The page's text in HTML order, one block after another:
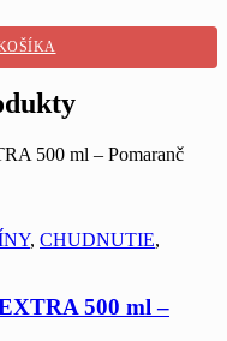
, CHUDNUTIE,
500 ml –